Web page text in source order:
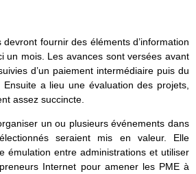
fournir des éléments d’information
un mois. Les avances sont versées avant
d’un paiement intermédiaire puis du
a lieu une évaluation des projets,
assez succincte.
un ou plusieurs événements dans
seraient mis en valeur. Elle
émulation entre administrations et utiliser
Internet pour amener les PME à